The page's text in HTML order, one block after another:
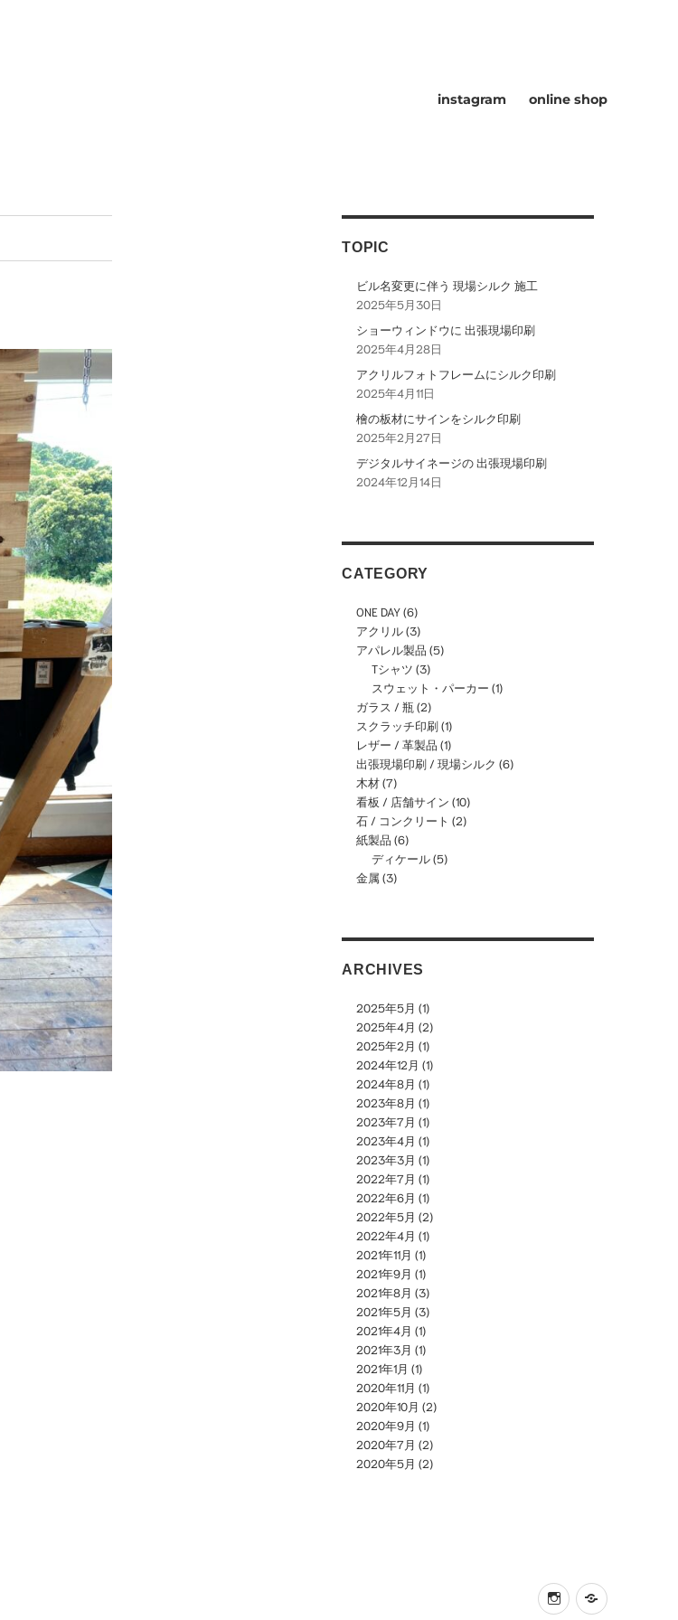
instagram online shop
TOPIC
ビル名変更に伴う 現場シルク 施工
2025年5月30日
ショーウィンドウに 出張現場印刷
2025年4月28日
アクリルフォトフレームにシルク印刷
2025年4月11日
檜の板材にサインをシルク印刷
2025年2月27日
デジタルサイネージの 出張現場印刷
2024年12月14日
CATEGORY
ONE DAY(6)
アクリル(3)
アパレル製品 (5)
Tシャツ (3)
スウェット・パーカー (1)
ガラス / 瓶 (2)
スクラッチ印刷(1)
レザー / 革製品 (1)
出張現場印刷 / 現場シルク (6)
木材(7)
看板 / 店舗サイン (10)
石 / コンクリート (2)
紙製品 (6)
ディケール(5)
金属 (3)
ARCHIVES
2025年5月 (1)
2025年4月 (2)
2025年2月 (1)
2024年12月 (1)
2024年8月 (1)
2023年8月 (1)
2023年7月 (1)
2023年4月 (1)
2023年3月 (1)
2022年7月 (1)
2022年6月 (1)
2022年5月 (2)
2022年4月 (1)
2021年11月 (1)
2021年9月 (1)
2021年8月 (3)
2021年5月 (3)
2021年4月 (1)
2021年3月 (1)
2021年1月 (1)
2020年11月 (1)
2020年10月 (2)
2020年9月 (1)
2020年7月 (2)
2020年5月 (2)
instagramonline